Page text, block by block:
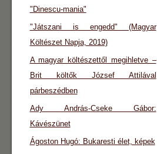
"Dinescu-mania"
"Játszani is engedd" (Magyar
Költészet Napja, 2019)
A magyar költészettől megihletve –
Brit költők József Attilával
párbeszédben
Ady András-Cseke Gábor:
Kávészünet
Ágoston Hugó: Bukaresti élet, képek